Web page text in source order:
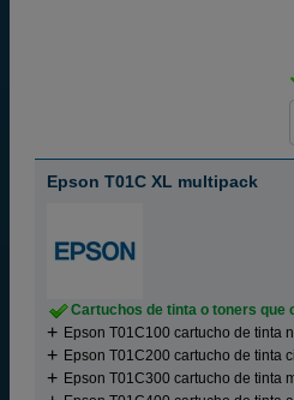
Epson T01C XL multipack
Cartuchos de tinta o toners que
Epson T01C100 cartucho de tinta
Epson T01C200 cartucho de tinta
Epson T01C300 cartucho de tinta